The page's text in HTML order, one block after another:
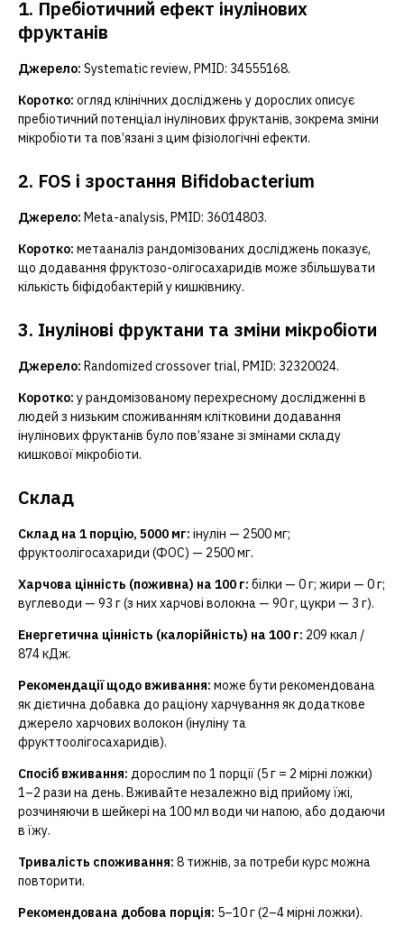
1. Пребіотичний ефект інулінових
фруктанів
Джерело: Systematic review, PMID: 34555168.
Коротко: огляд клінічних досліджень у дорослих описує
пребіотичний потенціал інулінових фруктанів, зокрема зміни
мікробіоти та пов’язані з цим фізіологічні ефекти.
2. FOS і зростання Bifidobacterium
Джерело: Meta-analysis, PMID: 36014803.
Коротко: метааналіз рандомізованих досліджень показує,
що додавання фруктозо-олігосахаридів може збільшувати
кількість біфідобактерій у кишківнику.
3. Інулінові фруктани та зміни мікробіоти
Джерело: Randomized crossover trial, PMID: 32320024.
Коротко: у рандомізованому перехресному дослідженні в
людей з низьким споживанням клітковини додавання
інулінових фруктанів було пов’язане зі змінами складу
кишкової мікробіоти.
Склад
Склад на 1 порцію, 5000 мг: інулін — 2500 мг;
фруктоолігосахариди (ФОС) — 2500 мг.
Харчова цінність (поживна) на 100 г: білки — 0 г; жири — 0 г;
вуглеводи — 93 г (з них харчові волокна — 90 г, цукри — 3 г).
Енергетична цінність (калорійність) на 100 г: 209 ккал /
874 кДж.
Рекомендації щодо вживання: може бути рекомендована
як дієтична добавка до раціону харчування як додаткове
джерело харчових волокон (інуліну та
фрукттоолігосахаридів).
Спосіб вживання: дорослим по 1 порції (5 г = 2 мірні ложки)
1–2 рази на день. Вживайте незалежно від прийому їжі,
розчиняючи в шейкері на 100 мл води чи напою, або додаючи
в їжу.
Тривалість споживання: 8 тижнів, за потреби курс можна
повторити.
Рекомендована добова порція: 5–10 г (2–4 мірні ложки).